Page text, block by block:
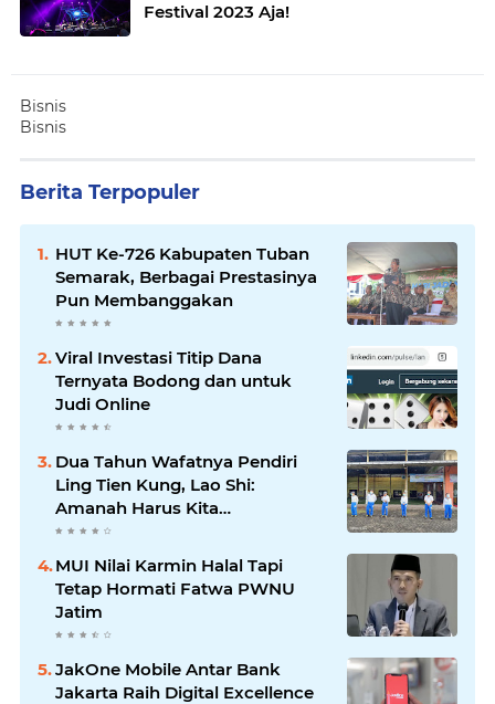
Festival 2023 Aja!
Bisnis
Bisnis
Berita Terpopuler
HUT Ke-726 Kabupaten Tuban
Semarak, Berbagai Prestasinya
Pun Membanggakan
Viral Investasi Titip Dana
Ternyata Bodong dan untuk
Judi Online
Dua Tahun Wafatnya Pendiri
Ling Tien Kung, Lao Shi:
Amanah Harus Kita
Laksanakan!
MUI Nilai Karmin Halal Tapi
Tetap Hormati Fatwa PWNU
Jatim
JakOne Mobile Antar Bank
Jakarta Raih Digital Excellence